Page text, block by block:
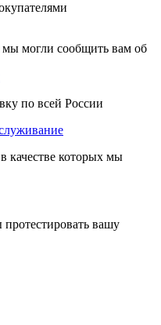
могли сообщить вам об
по всей России
качестве которых мы
протестировать вашу